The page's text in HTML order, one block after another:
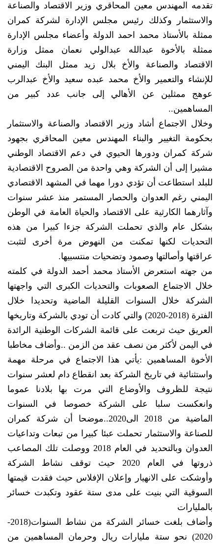
تقدمه المهندس معين المحاقري وزير الاقتصاد والصناعة
والاستثمار وكذلك رئيس مجلس الإدارة لشركة كمران
ممثلة بالأستاذ محمد احمد الدولة وأعضاء مجلس الإدارة
ممثلة بالأخوة عبدالله عبدالولي نعمان ممثل وزارة
الاقتصاد والصناعة والأخ بلال زيد ممثل البنك اليمني
للإنشاء والتعمير والأخ محمد عبده سعيد والأخ عبدالرب
عوهج ممثلين عن الأهالي إلى جانب عدد كبير من
المساهمين..
وخلال الاجتماع أشاد وزير الاقتصاد والصناعة والاستثمار
بحكومة التغيير والبناء المهندس معين المحاقري بجهود
شركة كمران ودورها الحيوي في دعم الاقتصاد الوطني
مشيرا إلى أن الشركة وهي واحدة من الصروح الاقتصادية
للبلد استطاعت أن تؤدي دورا مهما في المشهد الاقتصادي
اليمني رغم العدوان والحصار المستمر منذ عشر سنوات
وآثارهما الكارثية على الاقتصاد والحياة العامة في الوطن
بشكل عام والذي تحملت الشركة جزءا كبيرا من هذه
التحديات لكنها تمكنت من النهوض مرة أخرى لتثبت
عراقتها وأصالتها وصمود وتضحيات منتسبيها.
من جهته استعرض الأستاذ محمد أحمد الدولة في كلمته
خلال الاجتماع الصعوبات والتحديات الكبرى التي واجهتها
الشركة خلال السنوات القليلة الماضية وتحديدا خلال
الفترة (2018-2020) والتي كادت أن تودي بالشركة وتاريخها
العريق حيث تربعت على قائمة الشركات الوطنية الرائدة
في اليمن لأكثر من نصف عقد من الزمن ..وأضاف مخاطبا
الأخوة المساهمين :يأتي هذا الاجتماع في مرحلة مهمة
واستثنائية في تاريخ الشركة بعد انقطاع دام لعشر سنوات
نتيجة للظروف والأوضاع التي مرت بها بلادنا عموما
وانعكست سلبا على الشركة خصوصا في السنوات
الماضية من 2018 الى2020..موضحا أن شركة كمران
للصناعة والاستثمار تحملت عبئا كبيرا من تبعات وتداعيات
العدوان وبالتحديد في العام 2018 ووصلت تلك المصاعب
ذروتها في العام 2020 حيث توقف نشاط الشركة
وأوشكت على الانهيار وإعلان الإفلاس حيث فقدت قيمتها
السوقية التي بنيت على مدى ستة عقود وتكبدت خسائر
بالمليارات
وأضاف بلغت خسائر الشركة من نشاط السنوات(2018-
2020) نحو ستة مليارات ريال وحرمان المساهمين من